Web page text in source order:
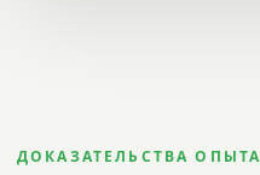
ДОКАЗАТЕЛЬСТВА ОПЫТА